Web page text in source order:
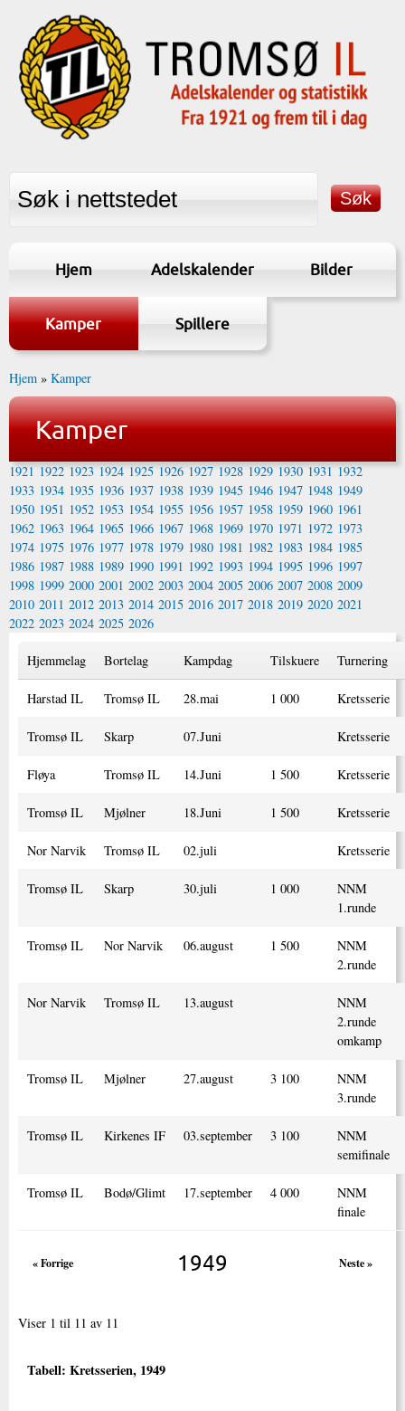
Hjem Adelskalender Bilder
Kamper Spillere
Hjem » Kamper
Kamper
1921 1922 1923 1924 1925 1926 1927 1928 1929 1930 1931 1932
1933 1934 1935 1936 1937 1938 1939 1945 1946 1947 1948 1949
1950 1951 1952 1953 1954 1955 1956 1957 1958 1959 1960 1961
1962 1963 1964 1965 1966 1967 1968 1969 1970 1971 1972 1973
1974 1975 1976 1977 1978 1979 1980 1981 1982 1983 1984 1985
1986 1987 1988 1989 1990 1991 1992 1993 1994 1995 1996 1997
1998 1999 2000 2001 2002 2003 2004 2005 2006 2007 2008 2009
2010 2011 2012 2013 2014 2015 2016 2017 2018 2019 2020 2021
2022 2023 2024 2025 2026
Hjemmelag Bortelag Kampdag Tilskuere Turnering
Harstad IL Tromsø IL 28.mai 1 000 Kretsserie
Tromsø IL Skarp 07.Juni Kretsserie
Fløya Tromsø IL 14.Juni 1 500 Kretsserie
Tromsø IL Mjølner 18.Juni 1 500 Kretsserie
Nor Narvik Tromsø IL 02.juli Kretsserie
Tromsø IL Skarp 30.juli 1 000
NNM
1.runde
Tromsø IL Nor Narvik 06.august 1 500
NNM
2.runde
Nor Narvik Tromsø IL 13.august
NNM
2.runde
omkamp
Tromsø IL Mjølner 27.august 3 100
NNM
3.runde
Tromsø IL Kirkenes IF 03.september 3 100
NNM
semifinale
Tromsø IL Bodø/Glimt 17.september 4 000
NNM
finale
1949
« Forrige Neste »
Viser 1 til 11 av 11
Tabell: Kretsserien, 1949